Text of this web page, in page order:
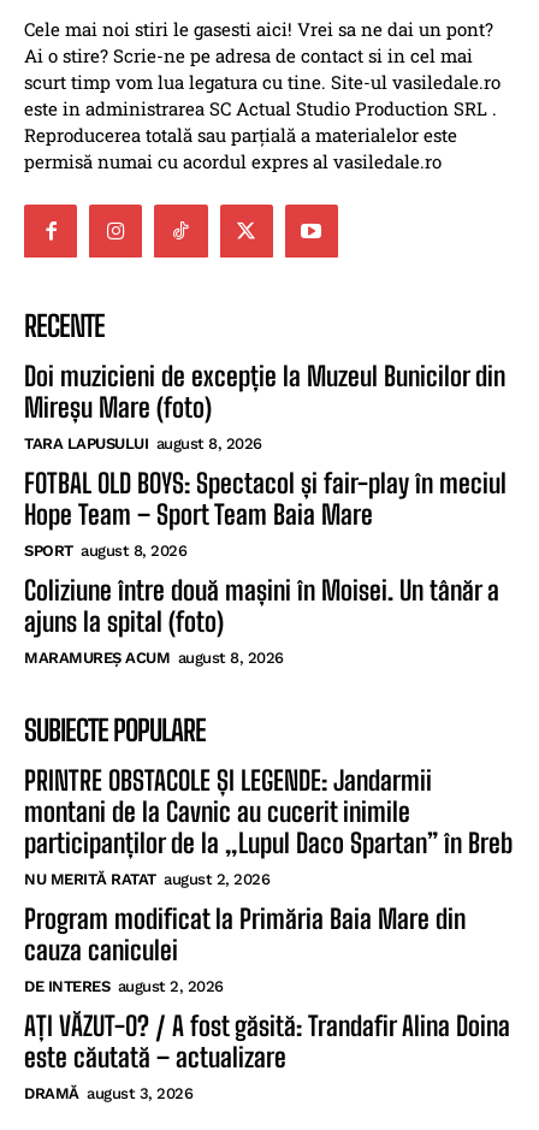
Cele mai noi stiri le gasesti aici! Vrei sa ne dai un pont?
Ai o stire? Scrie-ne pe adresa de contact si in cel mai
scurt timp vom lua legatura cu tine. Site-ul vasiledale.ro
este in administrarea SC Actual Studio Production SRL .
Reproducerea totală sau parțială a materialelor este
permisă numai cu acordul expres al vasiledale.ro
RECENTE
Doi muzicieni de excepție la Muzeul Bunicilor din
Mireșu Mare (foto)
TARA LAPUSULUI august 8, 2026
FOTBAL OLD BOYS: Spectacol și fair-play în meciul
Hope Team – Sport Team Baia Mare
SPORT august 8, 2026
Coliziune între două mașini în Moisei. Un tânăr a
ajuns la spital (foto)
MARAMUREȘ ACUM august 8, 2026
SUBIECTE POPULARE
PRINTRE OBSTACOLE ȘI LEGENDE: Jandarmii
montani de la Cavnic au cucerit inimile
participanților de la „Lupul Daco Spartan” în Breb
NU MERITĂ RATAT august 2, 2026
Program modificat la Primăria Baia Mare din
cauza caniculei
DE INTERES august 2, 2026
AȚI VĂZUT-O? / A fost găsită: Trandafir Alina Doina
este căutată – actualizare
DRAMĂ august 3, 2026